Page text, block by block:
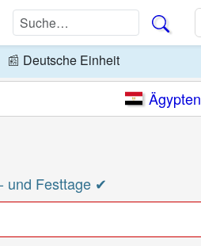
📰 Deutsche Einheit
Ägypten
und Festtage ✔